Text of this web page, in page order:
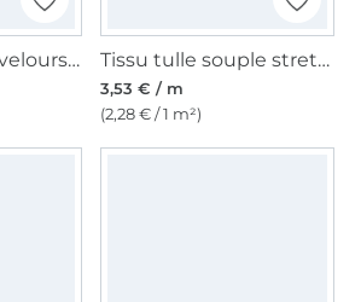
Tissu panne de velours, bleu Tissu tulle souple stretch, anthracite
3,53 € / m
(2,28 € / 1 m²)